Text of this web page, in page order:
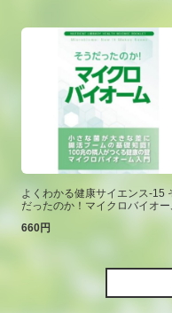
よくわかる健康サイエンス-15
だったのか！マイクロバイオー
660円